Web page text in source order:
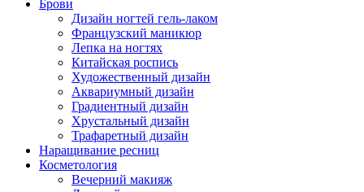
Брови
Дизайн ногтей гель-лаком
Французский маникюр
Лепка на ногтях
Китайская роспись
Художественный дизайн
Аквариумный дизайн
Градиентный дизайн
Хрустальный дизайн
Трафаретный дизайн
Наращивание ресниц
Косметология
Вечерний макияж